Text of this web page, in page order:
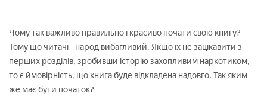
Чому так важливо правильно і красиво почати свою книгу?
Тому що читачі - народ вибагливий. Якщо їх не зацікавити з
перших розділів, зробивши історію захопливим наркотиком,
то є ймовірність, що книга буде відкладена надовго. Так яким
же має бути початок?